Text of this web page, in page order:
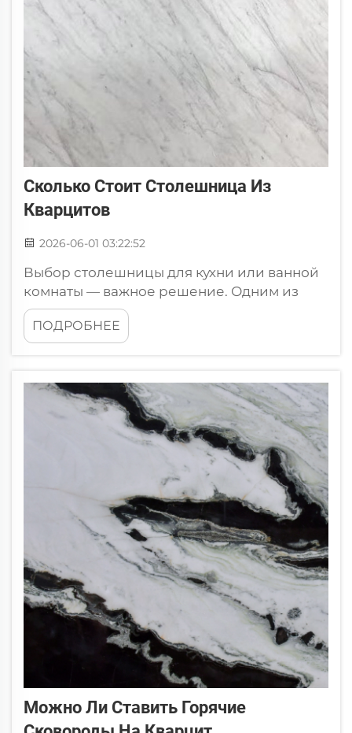
Сколько Стоит Столешница Из
Кварцитов
2026-06-01 03:22:52
Выбор столешницы для кухни или ванной
комнаты — важное решение. Одним из
популярных вариантов является кварцит.
Это натуральный камень, который
выглядит великолепно и обладает
интересуются стоимостью столешниц из
кварцита. При покупке столешниц из
ПОДРОБНЕЕ
Можно Ли Ставить Горячие